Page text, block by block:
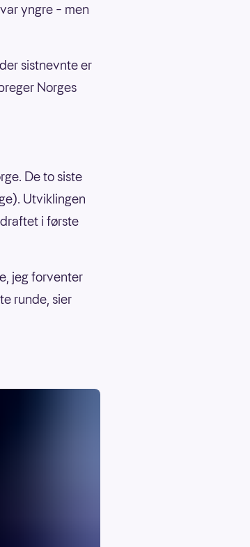
yngre – men
sistnevnte er
Norges
De to siste
Utviklingen
i første
jeg forventer
runde, sier